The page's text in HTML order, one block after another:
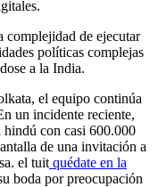
complejidad de ejecutar
políticas complejas
a la India.
el equipo continúa
un incidente reciente,
con casi 600.000
de una invitación a
el tuit quédate en la
boda por preocupación